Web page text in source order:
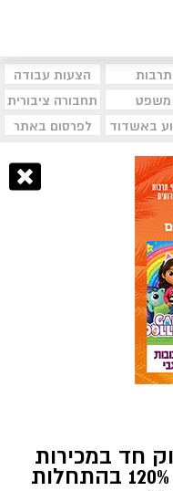
תרבות
הצעות עבודה
משפט
תחבורה ציבורית
באשדוד לפרסום באתר
חד במכירות
דירות וקפיצה של יותר 120% בהתחלות